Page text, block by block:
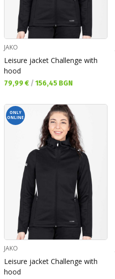
JAKO
Leisure jacket Challenge with
hood
Текуща цена:
79,99 € / 156,45 BGN
ONLY
ONLINE
JAKO
Leisure jacket Challenge with
hood